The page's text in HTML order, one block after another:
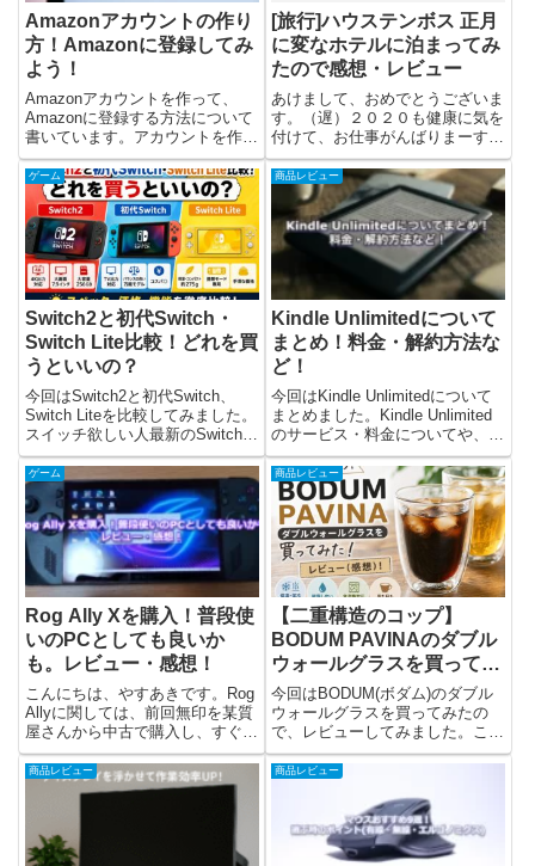
Amazonアカウントの作り
方！Amazonに登録してみ
よう！
Amazonアカウントを作って、
Amazonに登録する方法について
書いています。アカウントを作る
だけで、簡単にAmazonを使い始
めることができます。Amazonア
カウントを作るには？Amazonの
アカウントをパソコンから作る方
法について解...
[旅行]ハウステンボス 正月
に変なホテルに泊まってみ
たので感想・レビュー
あけまして、おめでとうございま
す。（遅）２０２０も健康に気を
付けて、お仕事がんばりまーす！
正月休みに実家に帰るついでにハ
ウステンボスに行って、気になっ
ていた変なホテルに、自分と妻・
子（幼児）で泊まってきました
😊お部屋は子供が小さいので和
室に...
ゲーム
Switch2と初代Switch・
Switch Lite比較！どれを買
うといいの？
今回はSwitch2と初代Switch、
Switch Liteを比較してみました。
スイッチ欲しい人最新のSwitch2
が気になるけれど、初代Switchや
Switch Liteと何が違うの？スイッ
チ欲しい人価格差もあるし、自分
にはどのモデル...
商品レビュー
Kindle Unlimitedについて
まとめ！料金・解約方法な
ど！
今回はKindle Unlimitedについて
まとめました。Kindle Unlimited
のサービス・料金についてや、解
約方法、直近のキャンペーンどん
なものがあったのかなどを書いて
います。Kindle Unlimitedとは？
Kindle...
ゲーム
Rog Ally Xを購入！普段使
いのPCとしても良いか
も。レビュー・感想！
こんにちは、やすあきです。Rog
Allyに関しては、前回無印を某質
屋さんから中古で購入し、すぐに
返品することになってしまいまし
た。その記事が下記です...。それ
でも、やっぱりRog Allyが欲しか
商品レビュー
【二重構造のコップ】
BODUM PAVINAのダブル
ウォールグラスを買ってみ
た！ レビュー(感想)！
今回はBODUM(ボダム)のダブル
ウォールグラスを買ってみたの
で、レビューしてみました。こち
らのコップは二重構造になってい
るグラスで、保温性・保冷性に優
て、保温性・保冷性はもちろん、
見た目のオシャレさや口当たり
商品レビュー 商品レビュー